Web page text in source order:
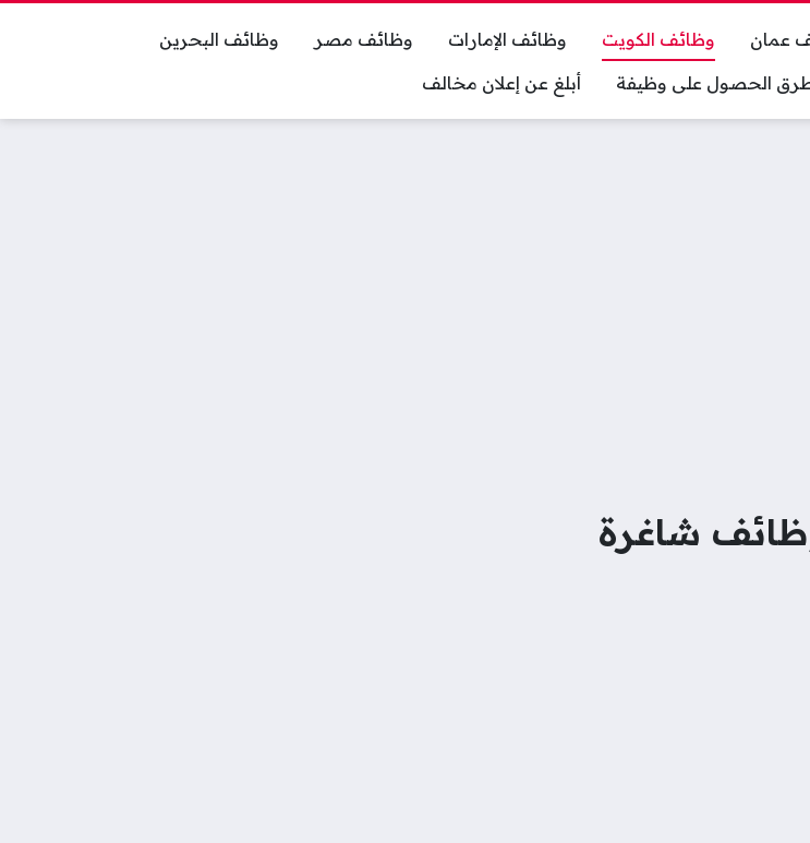
عمان وظائف الكويت وظائف الإمارات وظائف مصر
وظائف البحرين
الحصول على وظيفة أبلغ عن إعلان مخالف